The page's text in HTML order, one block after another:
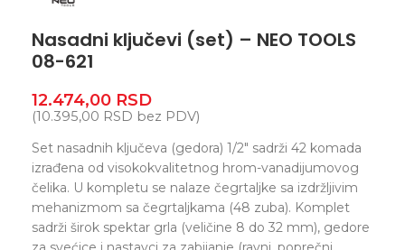
Nasadni ključevi (set) – NEO TOOLS
08-621
12.474,00 RSD
(10.395,00 RSD bez PDV)
Set nasadnih ključeva (gedora) 1/2″ sadrži 42 komada
izrađena od visokokvalitetnog hrom-vanadijumovog
čelika. U kompletu se nalaze čegrtaljke sa izdržljivim
mehanizmom sa čegrtaljkama (48 zuba). Komplet
sadrži širok spektar grla (veličine 8 do 32 mm), gedore